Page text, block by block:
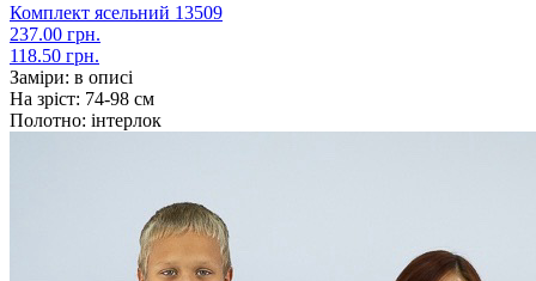
Комплект ясельний 13509
237.00 грн.
118.50 грн.
Заміри: в описі
На зріст: 74-98 см
Полотно: інтерлок